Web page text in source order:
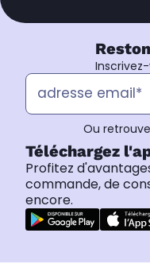
Ou
Téléchargez
Profitez
commande, de
encore.